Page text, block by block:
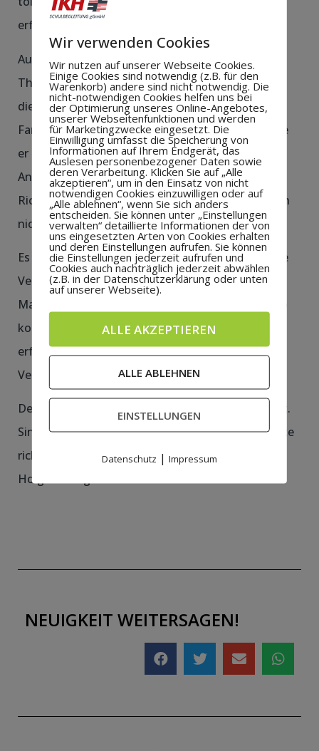
erfolgreiche Kombination.
Auch der Bürgermeister der Stadt Nordhorn, Herr
Thomas Berling, bestätigte in seiner Ansprache
diese Eindrücke und sprach von einem ‚großen
Familienbetrieb, der etwas bewegt‘. Dabei deutete
er zur Freude der Beteiligten an, dass sich die
Anträge und Projekte des Vereins in eine positive
Richtung bewegen. Ergebnisse waren jedoch noch
nicht zu verkünden.
Es war bei Kaffee und Kuchen eine sehr gelungene
Veranstaltung. Lediglich das Flutlichtspiel der 1.
Mannschaft gegen die Spvgg Brandlecht-Hestrup
konnte den Tag aus Sicht des Heseper SV nicht
erfolgreich abrunden. Diese verließen leider als
Verlierer den Platz.
Dennoch blickt der Verein in eine positive Zukunft.
Sind doch eben auch die abgeschlossenen Projekte
richtungsweisend.
Holger Düing
NEUIGKEIT WEITERSAGEN!
Wir verwenden Cookies
Wir nutzen auf unserer Webseite Cookies.
Einige Cookies sind notwendig (z.B. für den
Warenkorb) andere sind nicht notwendig. Die
nicht-notwendigen Cookies helfen uns bei
der Optimierung unseres Online-Angebotes,
unserer Webseitenfunktionen und werden
für Marketingzwecke eingesetzt. Die
Einwilligung umfasst die Speicherung von
Informationen auf Ihrem Endgerät, das
Auslesen personenbezogener Daten sowie
deren Verarbeitung. Klicken Sie auf „Alle
akzeptieren“, um in den Einsatz von nicht
notwendigen Cookies einzuwilligen oder auf
„Alle ablehnen“, wenn Sie sich anders
entscheiden. Sie können unter „Einstellungen
verwalten“ detaillierte Informationen der von
uns eingesetzten Arten von Cookies erhalten
und deren Einstellungen aufrufen. Sie können
die Einstellungen jederzeit aufrufen und
Cookies auch nachträglich jederzeit abwählen
(z.B. in der Datenschutzerklärung oder unten
auf unserer Webseite).
ALLE AKZEPTIEREN
ALLE ABLEHNEN
EINSTELLUNGEN
Datenschutz | Impressum